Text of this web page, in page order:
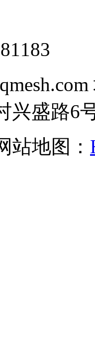
兴盛路6
站地图：